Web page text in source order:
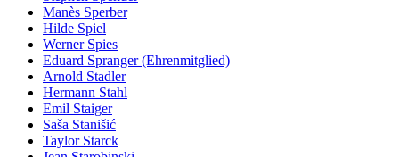
Manès Sperber
Hilde Spiel
Werner Spies
Eduard Spranger (Ehrenmitglied)
Arnold Stadler
Hermann Stahl
Emil Staiger
Saša Stanišić
Taylor Starck